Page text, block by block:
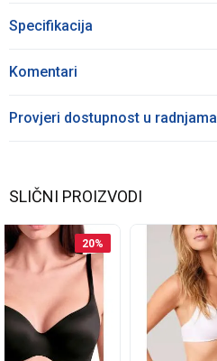
Specifikacija
Komentari
Provjeri dostupnost u radnjama
SLIČNI PROIZVODI
20%